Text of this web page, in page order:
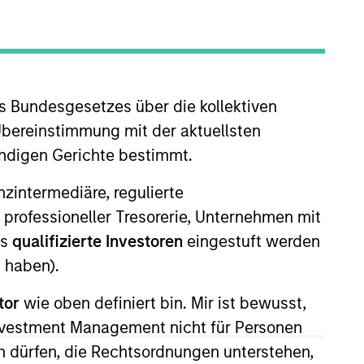
Bundesgesetzes über die kollektiven
mit der aktuellsten
Gerichte bestimmt.
regulierte
Tresorerie, Unternehmen mit
qualifizierte Investoren eingestuft werden
wie oben definiert bin. Mir ist bewusst,
Management nicht für Personen
die Rechtsordnungen unterstehen,
that the investment mentioned
The trademarks and service marks
are providing these hyperlinks to you
investigation, verification or
the information contained on the site